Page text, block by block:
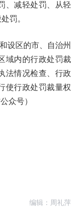
、减轻处罚、从轻
罚。
设区的市、自治州
域内的行政处罚裁
法情况检查、行政
使行政处罚裁量权
众号）
编辑：周礼萍